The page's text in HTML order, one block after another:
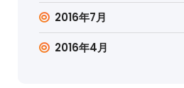
2016年7月
2016年4月